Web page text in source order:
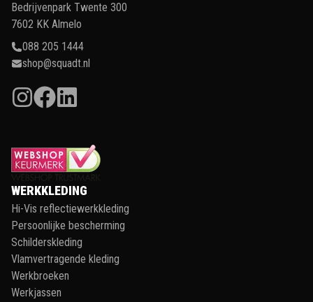
Bedrijvenpark Twente 300
7602 KK Almelo
088 205 1444
shop@squadt.nl
WERKKLEDING
Hi-Vis reflectiewerkkleding
Persoonlijke bescherming
Schilderskleding
Vlamvertragende kleding
Werkbroeken
Werkjassen